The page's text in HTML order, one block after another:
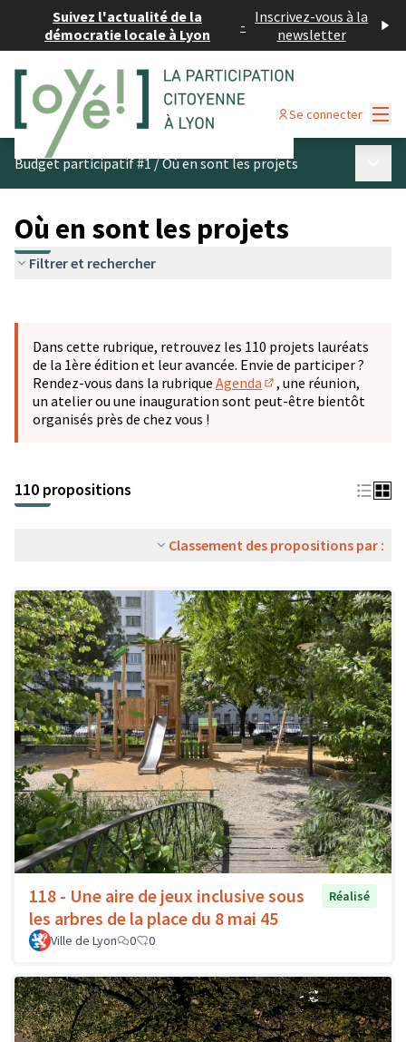
Suivez l'actualité de la
démocratie locale à Lyon
- Inscrivez-vous à la
newsletter
Se connecter
Budget participatif #1/Où en sont les projets
Où en sont les projets
Filtrer et rechercher
−
Dans cette rubrique, retrouvez les 110 projets lauréats
de la 1ère édition et leur avancée. Envie de participer ?
Rendez-vous dans la rubrique Agenda
(S'ouvre dans un
, une réunion,
un atelier ou une inauguration sont peut-être bientôt
organisés près de chez vous !
110 propositions
Classement des propositions par :
118 - Une aire de jeux inclusive sous
les arbres de la place du 8 mai 45
Réalisé
Ville de Lyon 0 0